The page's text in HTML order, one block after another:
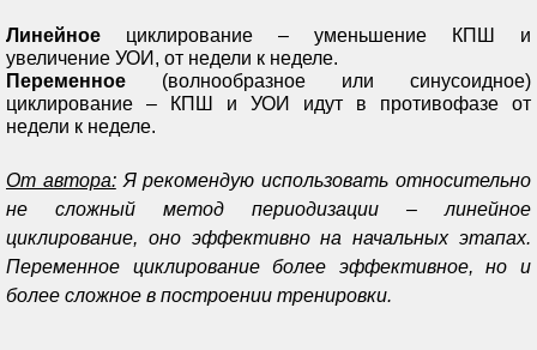
Линейное циклирование – уменьшение КПШ и
увеличение УОИ, от недели к неделе.
Переменное (волнообразное или синусоидное)
циклирование – КПШ и УОИ идут в противофазе от
недели к неделе.
От автора:Я рекомендую использовать относительно
не сложный метод периодизации – линейное
циклирование, оно эффективно на начальных этапах.
Переменное циклирование более эффективное, но и
более сложное в построении тренировки.